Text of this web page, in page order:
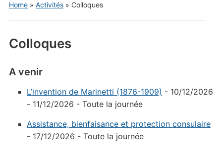
Home» Activités» Colloques
Colloques
A venir
L’invention de Marinetti (1876-1909) - 10/12/2026
- 11/12/2026 - Toute la journée
Assistance, bienfaisance et protection consulaire
- 17/12/2026 - Toute la journée